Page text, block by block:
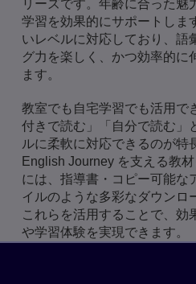
リーズです。年齢に合った
学習を効果的にサポートしま
いレベルに対応しており、語
グ力を楽しく、かつ効率的に
ます。
教室でも自宅学習でも活用で
付きで読む」「自分で読む」
ルに柔軟に対応できるのが特
English Journey を支える教
には、指導書・コピー可能な
イルのような多彩なダウンロ
これらを活用することで、効
や学習体験を実現できます。